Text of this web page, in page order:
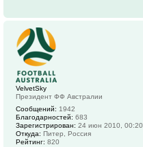
VelvetSky
Президент ФФ Австралии
Сообщений: 1942
Благодарностей: 683
Зарегистрирован: 24 июн 2010, 00:20
Откуда: Питер, Россия
Рейтинг: 820